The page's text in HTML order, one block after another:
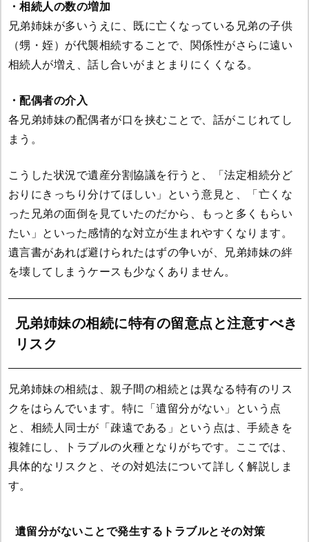
・相続人の数の増加
兄弟姉妹が多いうえに、既に亡くなっている兄弟の子供
（甥・姪）が代襲相続することで、関係性がさらに遠い
相続人が増え、話し合いがまとまりにくくなる。
・配偶者の介入
各兄弟姉妹の配偶者が口を挟むことで、話がこじれてし
まう。
こうした状況で遺産分割協議を行うと、「法定相続分ど
おりにきっちり分けてほしい」という意見と、「亡くな
った兄弟の面倒を見ていたのだから、もっと多くもらい
たい」といった感情的な対立が生まれやすくなります。
遺言書があれば避けられたはずの争いが、兄弟姉妹の絆
を壊してしまうケースも少なくありません。
兄弟姉妹の相続に特有の留意点と注意すべき
リスク
兄弟姉妹の相続は、親子間の相続とは異なる特有のリス
クをはらんでいます。特に「遺留分がない」という点
と、相続人同士が「疎遠である」という点は、手続きを
複雑にし、トラブルの火種となりがちです。ここでは、
具体的なリスクと、その対処法について詳しく解説しま
す。
遺留分がないことで発生するトラブルとその対策